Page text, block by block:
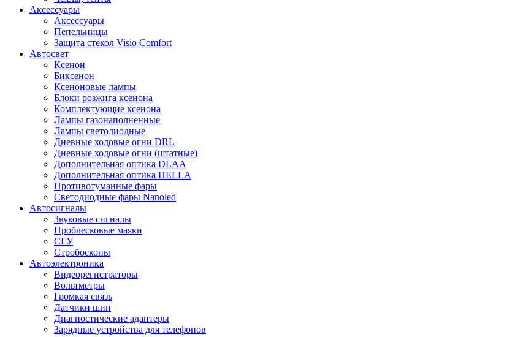
Аксессуары
Аксессуары
Пепельницы
Защита стёкол Visio Comfort
Автосвет
Ксенон
Биксенон
Ксеноновые лампы
Блоки розжига ксенона
Комплектующие ксенона
Лампы газонаполненные
Лампы светодиодные
Дневные ходовые огни DRL
Дневные ходовые огни (штатные)
Дополнительная оптика DLAA
Дополнительная оптика HELLA
Противотуманные фары
Светодиодные фары Nanoled
Автосигналы
Звуковые сигналы
Проблесковые маяки
СГУ
Стробоскопы
Автоэлектроника
Видеорегистраторы
Вольтметры
Громкая связь
Датчики шин
Диагностические адаптеры
Зарядные устройства для телефонов